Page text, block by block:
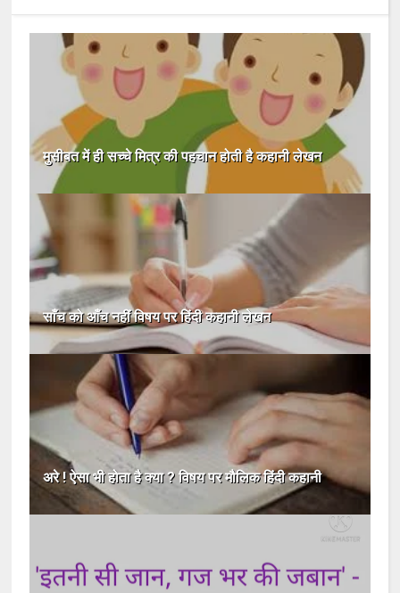
मुसीबत में ही सच्चे मित्र की पहचान होती है कहानी लेखन
साँच को आँच नहीं विषय पर हिंदी कहानी लेखन
अरे ! ऐसा भी होता है क्या ? विषय पर मौलिक हिंदी कहानी